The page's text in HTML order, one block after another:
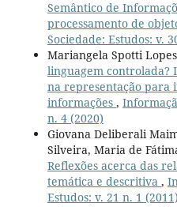
Semântico de
processamento de
Sociedade: Estudos: v.
Mariangela Spotti
linguagem controlada?
na representação para
informações ,
n. 4 (2020)
Giovana Deliberali
Silveira, Maria de
Reflexões acerca das
temática e descritiva ,
Estudos: v. 21 n. 1 (2011)